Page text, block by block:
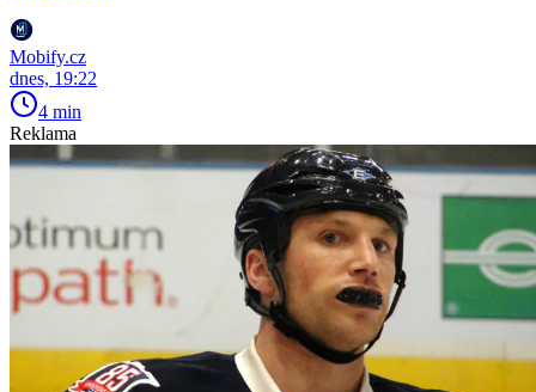
Mobify.cz
dnes, 19:22
4 min
Reklama